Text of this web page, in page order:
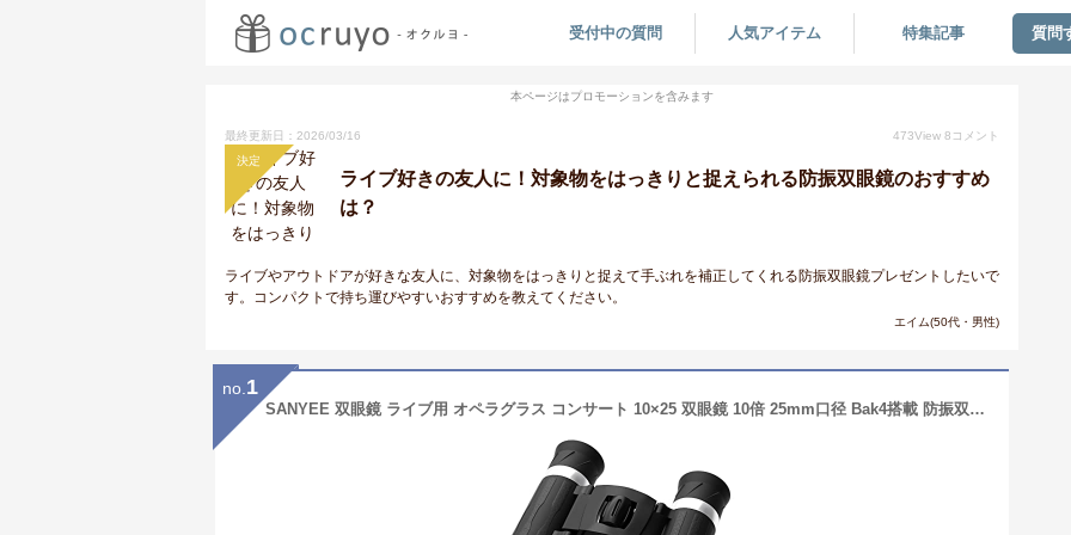
受付中の質問 人気アイテム 特集記事 質問
本ページはプロモーションを含みます
最終更新日：2026/03/16 473View 8 コメント
決定
ライブ好きの友人に！対象物をはっきりと捉えられる防振双眼鏡のおすすめ
は？
ライブやアウトドアが好きな友人に、対象物をはっきりと捉えて手ぶれを補正してくれる防振双眼鏡プレゼントしたいで
す。コンパクトで持ち運びやすいおすすめを教えてください。
エイム(50代・男性)
no. 1
SANYEE 双眼鏡 ライブ用 オペラグラス コンサート 10×25 双眼鏡 10倍 25mm口径 Bak4搭載 防振双眼鏡 高透過率 高倍率 軽量 めがね対応 酔いにくい プレゼント/スポーツ観戦/ライブ/オペラグラス用 【収納バッグ付き】